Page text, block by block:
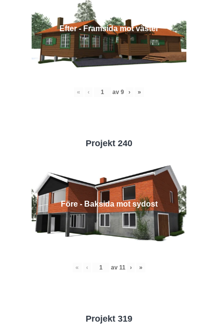
Efter - Framsida mot väster
« ‹ av 9 › »
Projekt 240
Före - Baksida mot sydost
« ‹ av 11 › »
Projekt 319